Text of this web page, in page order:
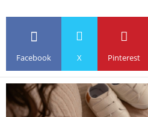
Facebook X Pinterest